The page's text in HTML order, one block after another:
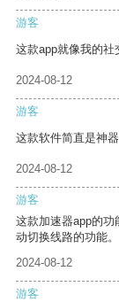
游客
这款app就像我的社
2024-08-12
游客
这款软件简直是神
2024-08-12
游客
这款加速器app的功
动切换线路的功能。
2024-08-12
游客